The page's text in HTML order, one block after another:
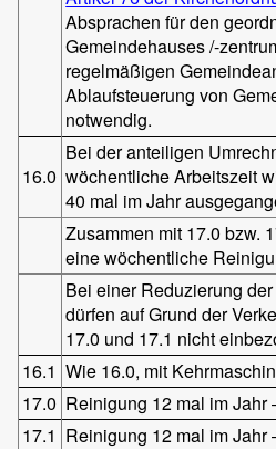
Absprachen für den
Gemeindehauses /-
regelmäßigen
Ablaufsteuerung von
notwendig.
16.0
Bei der anteiligen
wöchentliche Arbeitszeit
40 mal im Jahr
Zusammen mit 17.0 bzw.
eine wöchentliche
Bei einer Reduzierung
dürfen auf Grund der
17.0 und 17.1 nicht
16.1 Wie 16.0, mit
17.0 Reinigung 12 mal im Jahr
17.1 Reinigung 12 mal im